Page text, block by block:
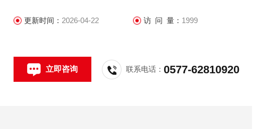
更新时间： 2026-04-22 访 问 量： 1999
立即咨询 联系电话：0577-62810920